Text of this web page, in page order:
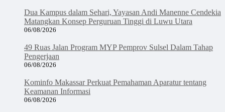
Dua Kampus dalam Sehari, Yayasan Andi Manenne Cendekia
Matangkan Konsep Perguruan Tinggi di Luwu Utara
06/08/2026
49 Ruas Jalan Program MYP Pemprov Sulsel Dalam Tahap
Pengerjaan
06/08/2026
Kominfo Makassar Perkuat Pemahaman Aparatur tentang
Keamanan Informasi
06/08/2026